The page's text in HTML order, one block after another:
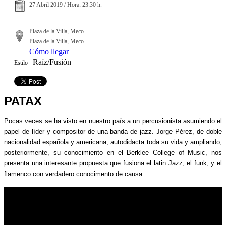
27 Abril 2019 / Hora: 23:30 h.
Plaza de la Villa, Meco
Plaza de la Villa, Meco
Cómo llegar
Estilo Raíz/Fusión
PATAX
Pocas veces se ha visto en nuestro país a un percusionista asumiendo el
papel de líder y compositor de una banda de jazz. Jorge Pérez, de doble
nacionalidad española y americana, autodidacta toda su vida y ampliando,
posteriormente, su conocimiento en el Berklee College of Music, nos
presenta una interesante propuesta que fusiona el latin Jazz, el funk, y el
flamenco con verdadero conocimento de causa.